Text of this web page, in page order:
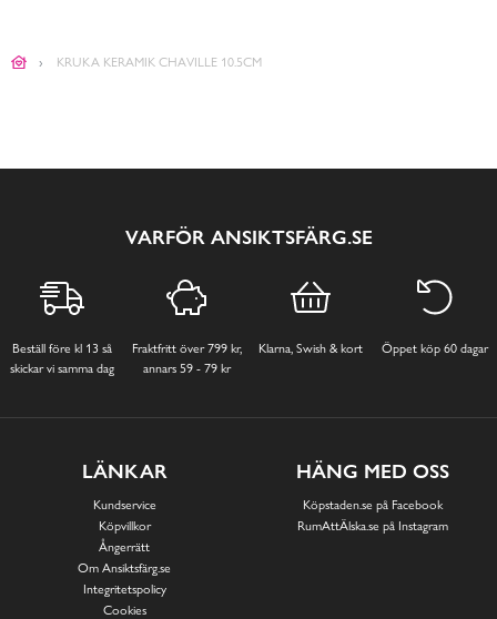
KRUKA KERAMIK CHAVILLE 10.5CM
VARFÖR ANSIKTSFÄRG.SE
Beställ före kl 13 så
skickar vi samma dag
Fraktfritt över 799 kr,
annars 59 - 79 kr
Klarna, Swish & kort Öppet köp 60 dagar
LÄNKAR
Kundservice
Köpvillkor
Ångerrätt
Om Ansiktsfärg.se
Integritetspolicy
Cookies
HÄNG MED OSS
Köpstaden.se på Facebook
RumAttÄlska.se på Instagram